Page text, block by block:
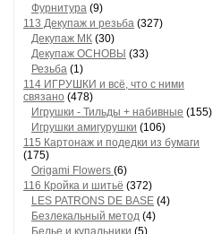
Фурнитура (9)
113 Декупаж и резьба (327)
Декупаж МК (30)
Декупаж ОСНОВЫ (33)
Резьба (1)
114 ИГРУШКИ и всё, что с ними
связано (478)
Игрушки - Тильды + набивные (155)
Игрушки амигурушки (106)
115 Картонаж и подедки из бумаги
(175)
Origami Flowers (6)
116 Кройка и шитьё (372)
LES PATRONS DE BASE (4)
Безлекальный метод (4)
Белье и купальники (5)